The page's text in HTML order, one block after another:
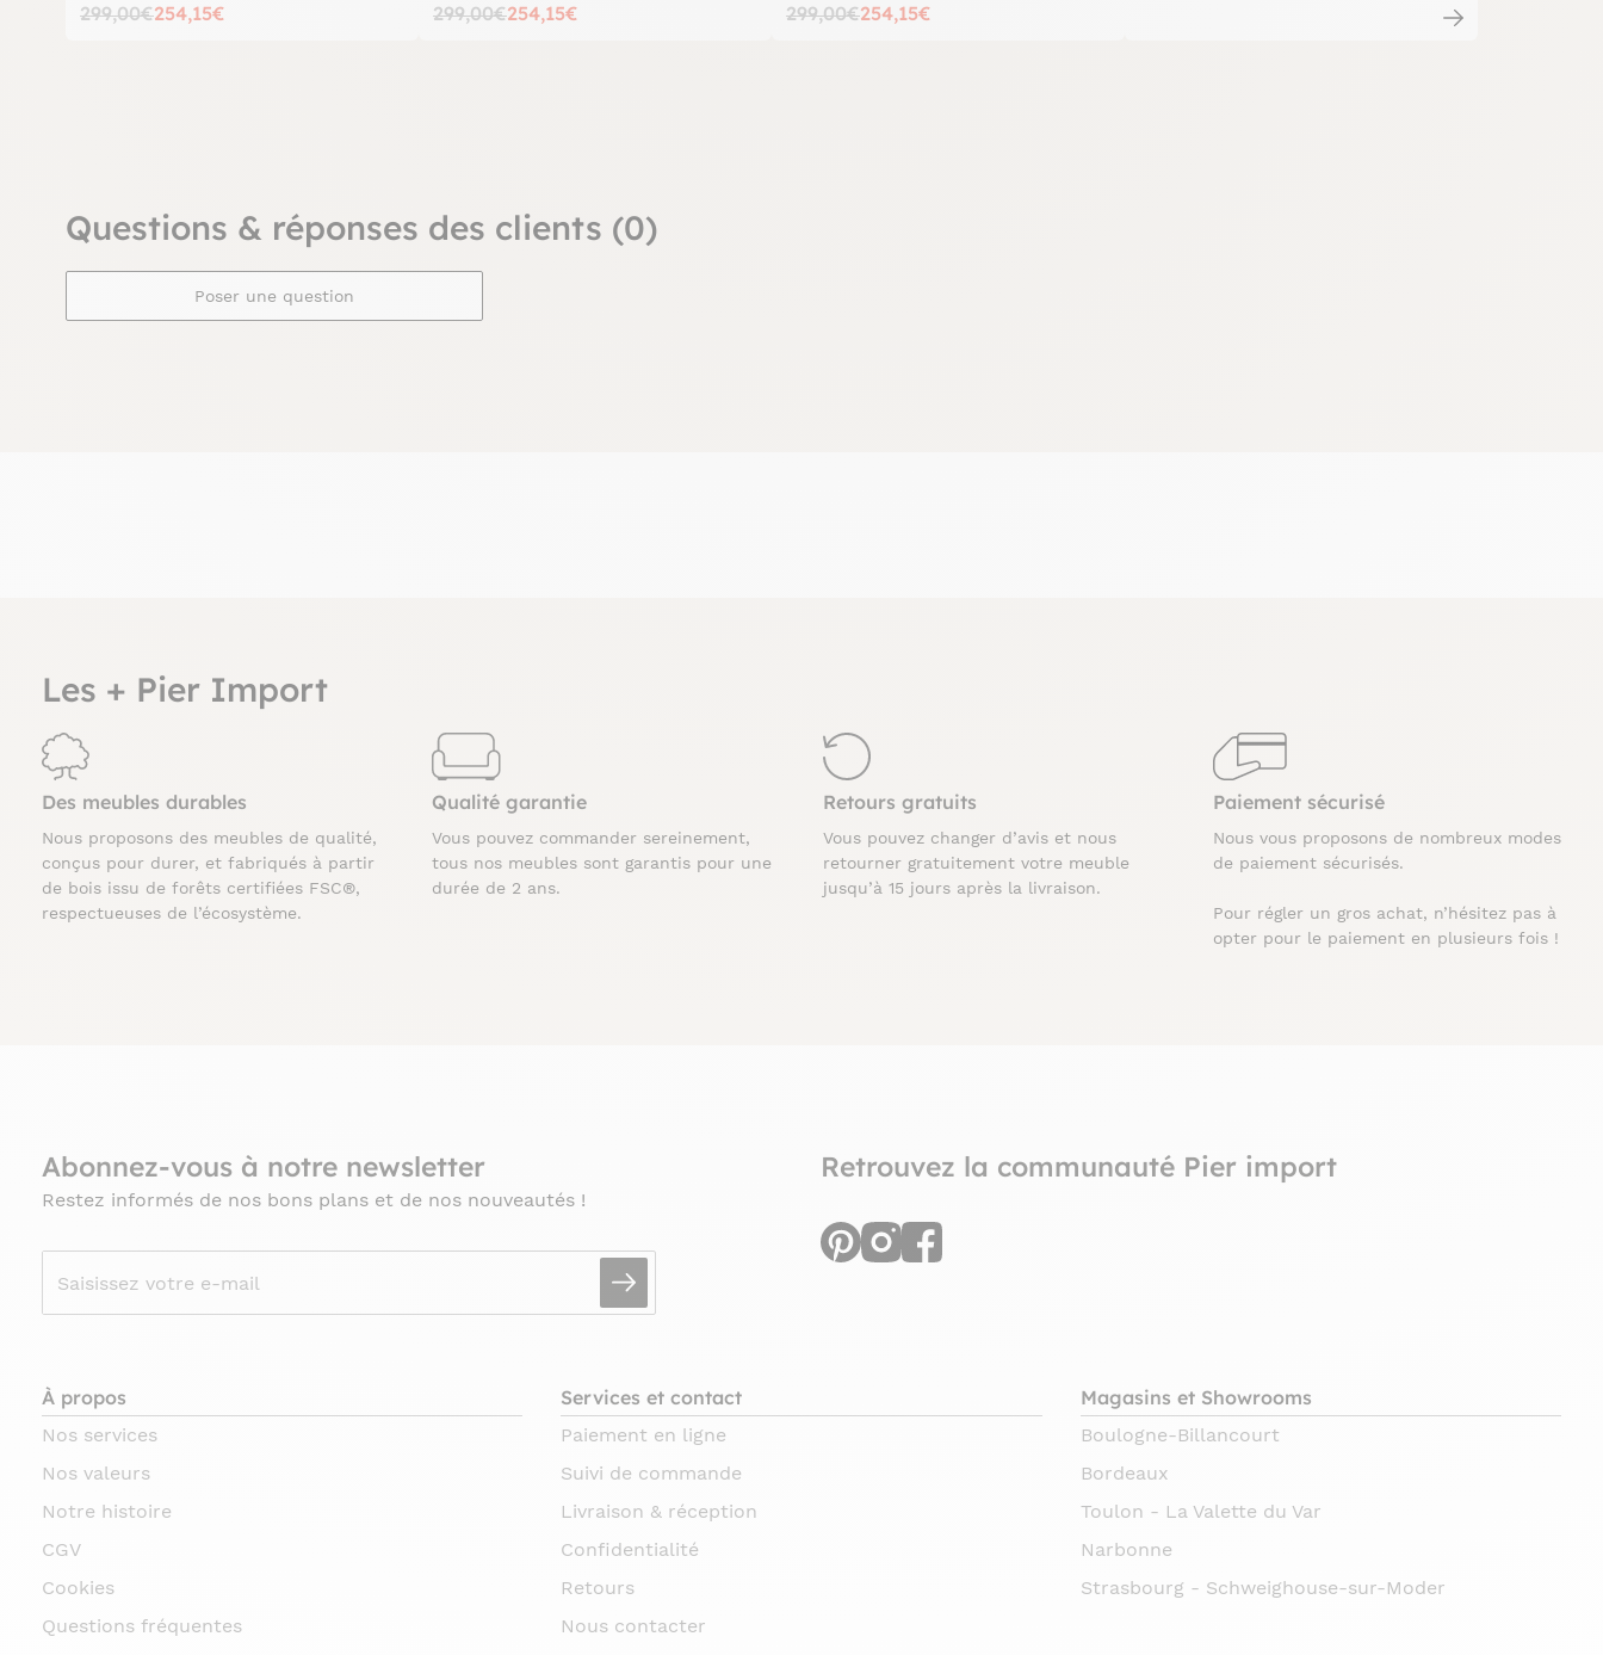
299,00€254,15€ 299,00€254,15€ 299,00€254,15€
Questions & réponses des clients (0)
Poser une question
Les + Pier Import
Des meubles durables
Nous proposons des meubles de qualité,
conçus pour durer, et fabriqués à partir
de bois issu de forêts certifiées FSC®,
respectueuses de l’écosystème.
Qualité garantie
Vous pouvez commander sereinement,
tous nos meubles sont garantis pour une
durée de 2 ans.
Retours gratuits
Vous pouvez changer d’avis et nous
retourner gratuitement votre meuble
jusqu’à 15 jours après la livraison.
Paiement sécurisé
Nous vous proposons de nombreux modes
de paiement sécurisés.
Pour régler un gros achat, n’hésitez pas à
opter pour le paiement en plusieurs fois !
Abonnez-vous à notre newsletter
Restez informés de nos bons plans et de nos nouveautés !
Retrouvez la communauté Pier import
À propos
Nos services
Nos valeurs
Notre histoire
CGV
Cookies
Questions fréquentes
Services et contact
Paiement en ligne
Suivi de commande
Livraison & réception
Confidentialité
Retours
Nous contacter
Magasins et Showrooms
Boulogne-Billancourt
Bordeaux
Toulon - La Valette du Var
Narbonne
Strasbourg - Schweighouse-sur-Moder